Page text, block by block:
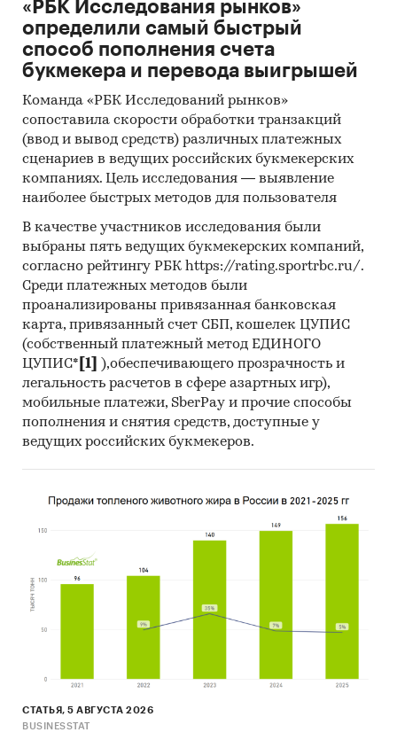
информации из различных источников,
проведение расчетов. Статистика и
аналитика
Прогноз ГидМаркет. Современные
статистические методы прогнозирования с
поправкой на мнение экспертов.
Отчет отражает мнение авторов и не является
инвестиционной рекомендацией
Перевозки / Железнодорожный транспорт
Транспорт и логистика
Россия
«РБК Исследования рынков»
определили самый быстрый
способ пополнения счета
букмекера и перевода выигрышей
Команда «РБК Исследований рынков»
сопоставила скорости обработки транзакций
(ввод и вывод средств) различных платежных
сценариев в ведущих российских букмекерских
компаниях. Цель исследования — выявление
наиболее быстрых методов для пользователя
В качестве участников исследования были
выбраны пять ведущих букмекерских компаний,
согласно рейтингу РБК https://rating.sportrbc.ru/.
Среди платежных методов были
проанализированы привязанная банковская
карта, привязанный счет СБП, кошелек ЦУПИС
(собственный платежный метод ЕДИНОГО
ЦУПИС* [1]
),обеспечивающего прозрачность и
легальность расчетов в сфере азартных игр),
мобильные платежи, SberPay и прочие способы
пополнения и снятия средств, доступные у
ведущих российских букмекеров.
СТАТЬЯ, 5 АВГУСТА 2026
BUSINESSTAT